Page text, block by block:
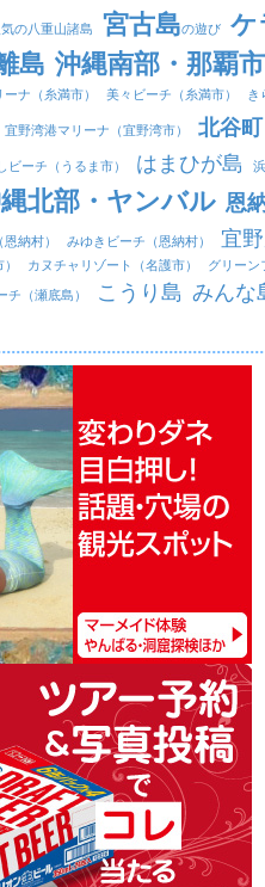
気の八重山諸島 宮古島の遊び ケ
島 沖縄南部・那覇市
ナ（糸満市） 美々ビーチ（糸満市） き
宜野湾港マリーナ（宜野湾市） 北谷町
ビーチ（うるま市） はまひが島
北部・ヤンバル 恩
納村） みゆきビーチ（恩納村） 宜
カヌチャリゾート（名護市） グリーン
チ（瀬底島） こうり島 みんな